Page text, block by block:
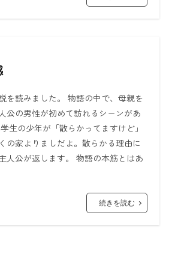
を読みました。 物語の中で、母親を
公の男性が初めて訪れるシーンがあ
生の少年が「散らかってますけど」
の家よりましだよ。散らかる理由に
人公が返します。 物語の本筋とはあ
続きを読む